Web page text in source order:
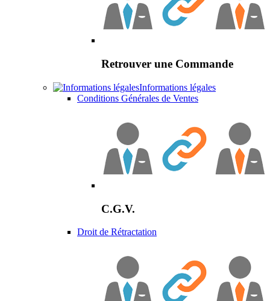
Retrouver une Commande
Informations légales
Conditions Générales de Ventes
C.G.V.
Droit de Rétractation